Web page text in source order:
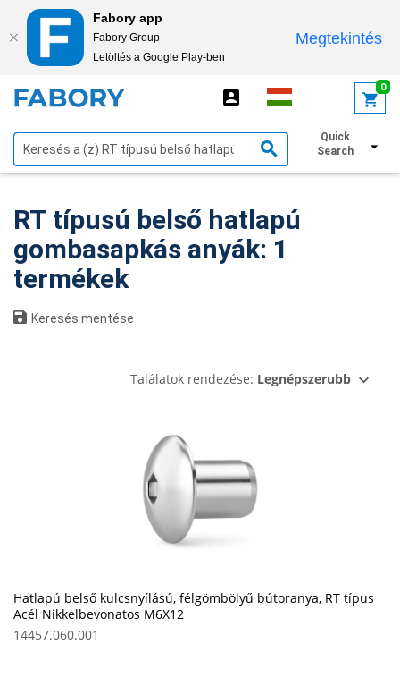
Fabory app
Fabory Group
Letöltés a Google Play-ben
Megtekintés
0
Quick
Search
Szűrők megjelenítése
RT típusú belső hatlapú
gombasapkás anyák: 1
termékek
Keresés mentése
Találatok rendezése: Legnépszerubb
Hatlapú belső kulcsnyílású, félgömbölyű bútoranya, RT típus
Acél Nikkelbevonatos M6X12
14457.060.001